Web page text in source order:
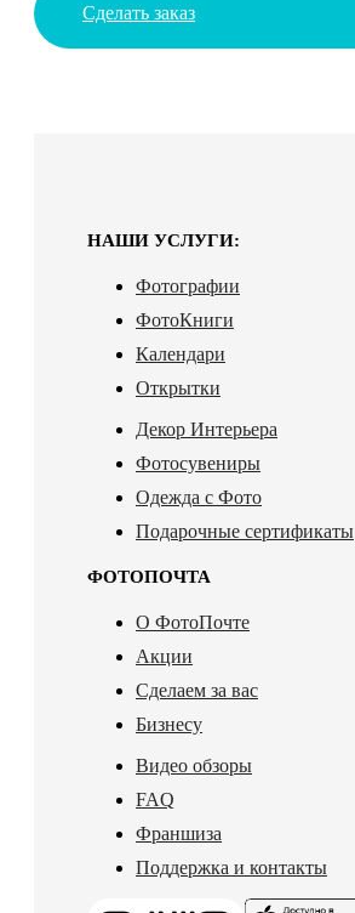
Сделать заказ
НАШИ УСЛУГИ:
Фотографии
ФотоКниги
Календари
Открытки
Декор Интерьера
Фотосувениры
Одежда с Фото
Подарочные сертификаты
ФОТОПОЧТА
О ФотоПочте
Акции
Сделаем за вас
Бизнесу
Видео обзоры
FAQ
Франшиза
Поддержка и контакты